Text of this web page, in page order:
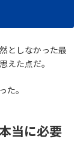
としなかった最
えた点だ。
た。
当に必要